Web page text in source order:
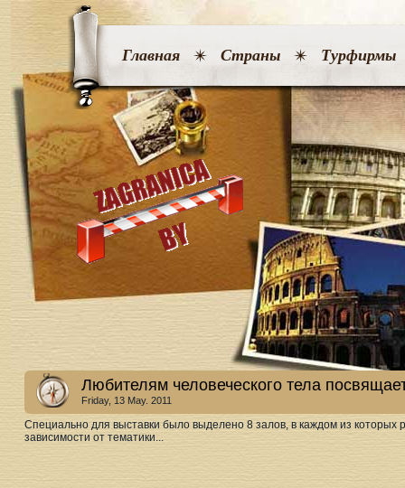
Главная Страны Турфирмы
Любителям человеческого тела
Friday, 13 May. 2011
Специально для выставки было выделено 8 залов, в каждом из которых
зависимости от тематики...